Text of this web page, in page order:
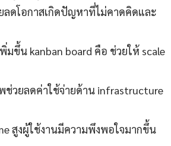
ดโอกาสเกิดปัญหาที่ไม่คาดคิดและ
มขึ้น kanban board คือ ช่วยให้ scale
ช่วยลดค่าใช้จ่ายด้าน infrastructure
สูงผู้ใช้งานมีความพึงพอใจมากขึ้น